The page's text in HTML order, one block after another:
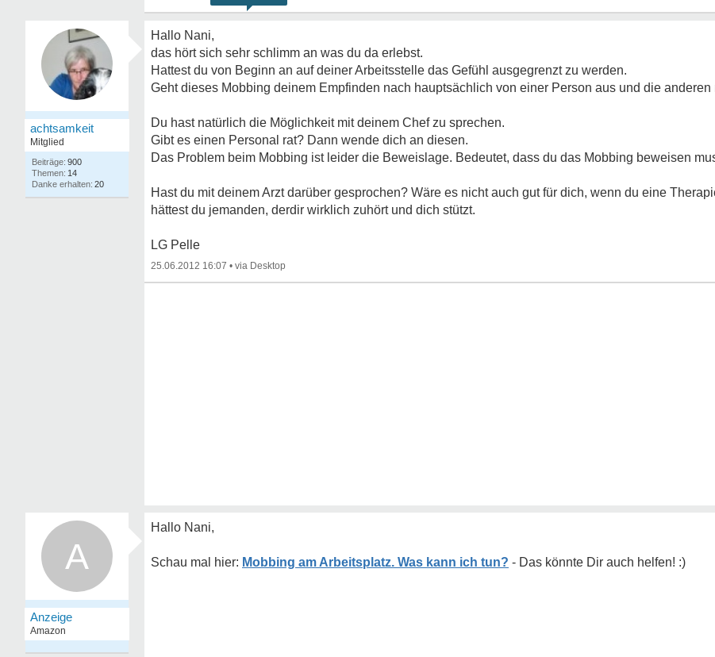
achtsamkeit
Mitglied
900
14
20
Hallo Nani,
das hört sich sehr schlimm an was du da erlebst.
Hattest du von Beginn an auf deiner Arbeitsstelle das Gefühl ausgegrenzt zu werden.
Geht dieses Mobbing deinem Empfinden nach hauptsächlich von einer Person aus und die anderen
Du hast natürlich die Möglichkeit mit deinem Chef zu sprechen.
Gibt es einen Personal rat? Dann wende dich an diesen.
Das Problem beim Mobbing ist leider die Beweislage. Bedeutet, dass du das Mobbing beweisen
Hast du mit deinem Arzt darüber gesprochen? Wäre es nicht auch gut für dich, wenn du eine
hättest du jemanden, derdir wirklich zuhört und dich stützt.
LG Pelle
25.06.2012 16:07 •
A
Hallo Nani,
Mobbing am Arbeitsplatz. Was kann ich tun?